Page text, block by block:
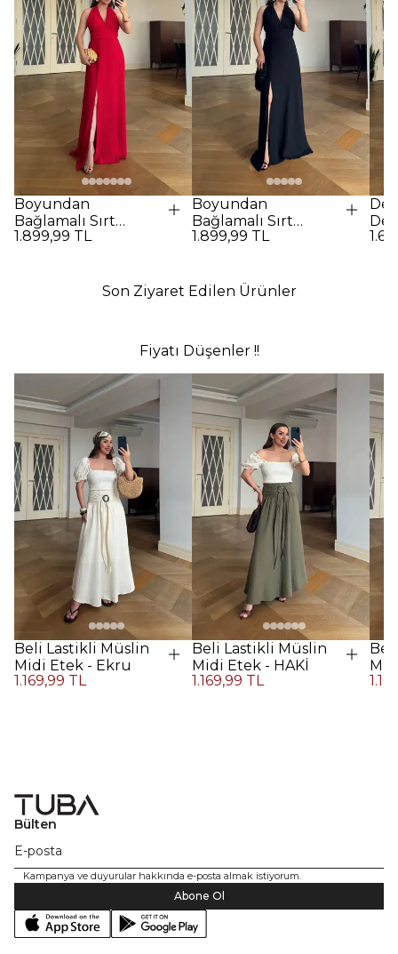
Boyundan
Bağlamalı Sırt
Dekolteli Uzun
1.899,99 TL
Boyundan
Bağlamalı Sırt
Dekolteli Uzun
1.899,99 TL
Son Ziyaret Edilen Ürünler
Fiyatı Düşenler !!
Beli Lastikli Müslin
Midi Etek - Ekru
1.169,99 TL
Beli Lastikli Müslin
Midi Etek - HAKİ
1.169,99 TL
Bülten
Kampanya ve duyurular hakkında e-posta almak istiyorum.
Abone Ol